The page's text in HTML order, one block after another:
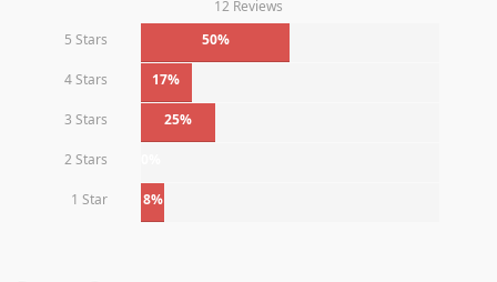
12 Reviews
5 Stars
50%
4 Stars 17%
3 Stars 25%
2 Stars
1 Star 8%